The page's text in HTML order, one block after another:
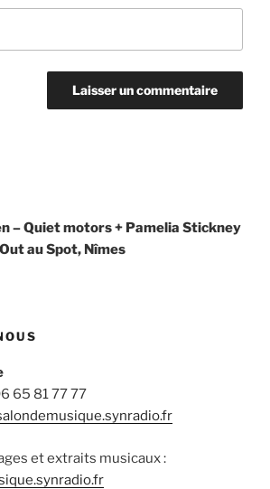
– Quiet motors + Pamelia Stickney
au Spot, Nîmes
65 81 77 77
et extraits musicaux :